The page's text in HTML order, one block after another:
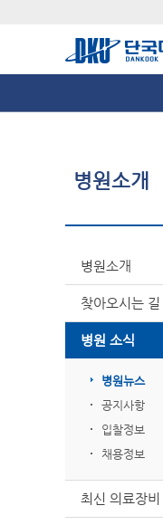
병원소개
병원소개
찾아오시는 길
병원 소식
병원뉴스
공지사항
입찰정보
채용정보
최신 의료장비